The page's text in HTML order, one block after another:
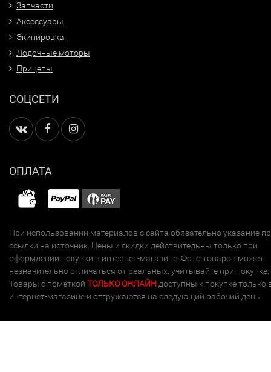
Запчасти
Аксессуары
Экипировка
Лодочные моторы
Прицепы
СОЦСЕТИ
ОПЛАТА
При использовании материалов с сайта обязательно указание
ссылки на источник. Цены и скидки действительны только при
оформлении покупки в интернет-магазине. Фото товаров может
незначительно отличаться от реальных, учитывайте при покупке.
Товары с пометкой ТОЛЬКО ОНЛАЙН доступны к покупке только
интернет-магазине и отгружаются на следующий рабочий день.